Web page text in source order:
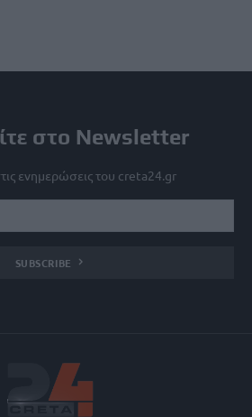
στο Newsletter
ενημερώσεις του creta24.gr
SUBSCRIBE